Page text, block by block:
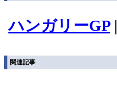
ハンガリーGP|
関連記事